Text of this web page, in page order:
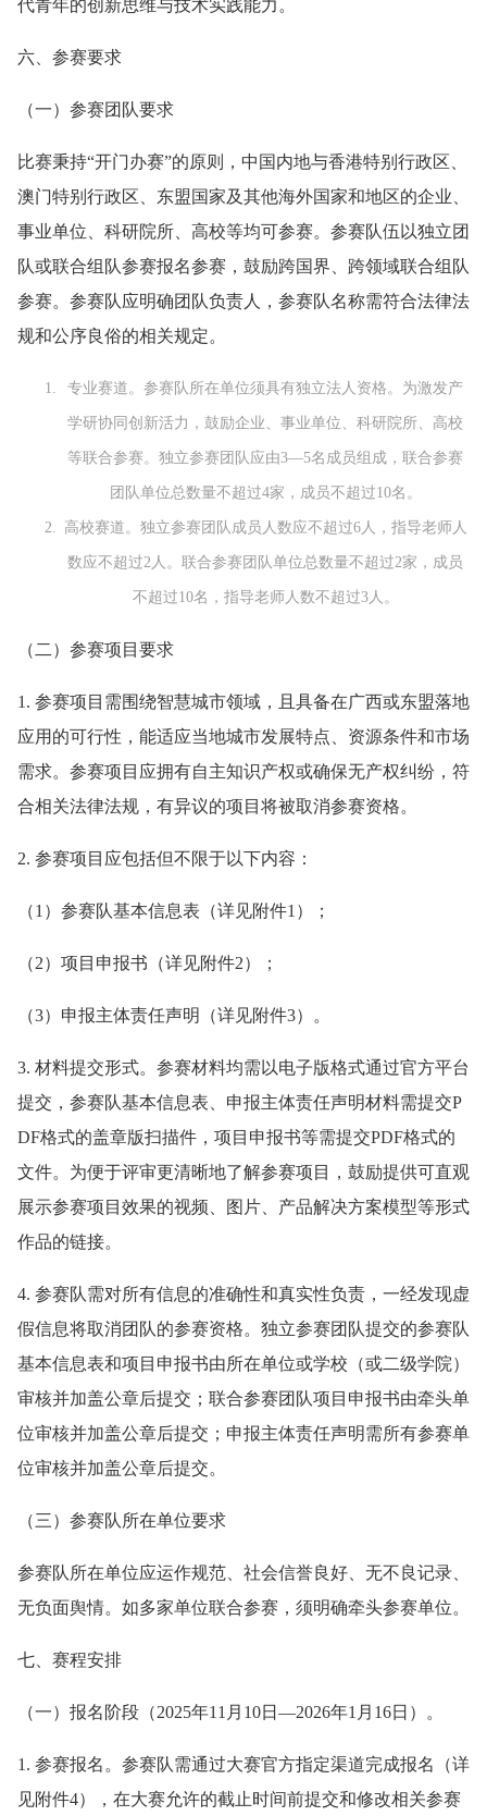
代青年的创新思维与技术实践能力。
六、参赛要求
（一）参赛团队要求
比赛秉持“开门办赛”的原则，中国内地与香港特别行政区、
澳门特别行政区、东盟国家及其他海外国家和地区的企业、
事业单位、科研院所、高校等均可参赛。参赛队伍以独立团
队或联合组队参赛报名参赛，鼓励跨国界、跨领域联合组队
参赛。参赛队应明确团队负责人，参赛队名称需符合法律法
规和公序良俗的相关规定。
专业赛道。参赛队所在单位须具有独立法人资格。为激发产
学研协同创新活力，鼓励企业、事业单位、科研院所、高校
等联合参赛。独立参赛团队应由3—5名成员组成，联合参赛
团队单位总数量不超过4家，成员不超过10名。
高校赛道。独立参赛团队成员人数应不超过6人，指导老师人
数应不超过2人。联合参赛团队单位总数量不超过2家，成员
不超过10名，指导老师人数不超过3人。
（二）参赛项目要求
1. 参赛项目需围绕智慧城市领域，且具备在广西或东盟落地
应用的可行性，能适应当地城市发展特点、资源条件和市场
需求。参赛项目应拥有自主知识产权或确保无产权纠纷，符
合相关法律法规，有异议的项目将被取消参赛资格。
2. 参赛项目应包括但不限于以下内容：
（1）参赛队基本信息表（详见附件1）；
（2）项目申报书（详见附件2）；
（3）申报主体责任声明（详见附件3）。
3. 材料提交形式。参赛材料均需以电子版格式通过官方平台
提交，参赛队基本信息表、申报主体责任声明材料需提交P
DF格式的盖章版扫描件，项目申报书等需提交PDF格式的
文件。为便于评审更清晰地了解参赛项目，鼓励提供可直观
展示参赛项目效果的视频、图片、产品解决方案模型等形式
作品的链接。
4. 参赛队需对所有信息的准确性和真实性负责，一经发现虚
假信息将取消团队的参赛资格。独立参赛团队提交的参赛队
基本信息表和项目申报书由所在单位或学校（或二级学院）
审核并加盖公章后提交；联合参赛团队项目申报书由牵头单
位审核并加盖公章后提交；申报主体责任声明需所有参赛单
位审核并加盖公章后提交。
（三）参赛队所在单位要求
参赛队所在单位应运作规范、社会信誉良好、无不良记录、
无负面舆情。如多家单位联合参赛，须明确牵头参赛单位。
七、赛程安排
（一）报名阶段（2025年11月10日—2026年1月16日）。
1. 参赛报名。参赛队需通过大赛官方指定渠道完成报名（详
见附件4），在大赛允许的截止时间前提交和修改相关参赛